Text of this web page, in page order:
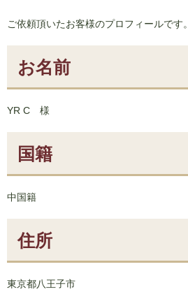
ご依頼頂いたお客様のプロフィールです。
お名前
YR C 様
国籍
中国籍
住所
東京都八王子市